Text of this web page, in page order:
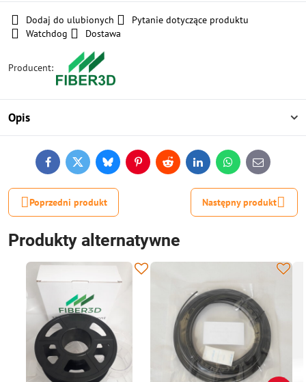
Dodaj do ulubionych
Pytanie dotyczące produktu
Watchdog
Dostawa
Producent:
Opis
FacebookTwitterBlueskyPinterestReddit LinkedInWhatsApp
E-
mail
Poprzedni produkt Następny produkt
Produkty alternatywne